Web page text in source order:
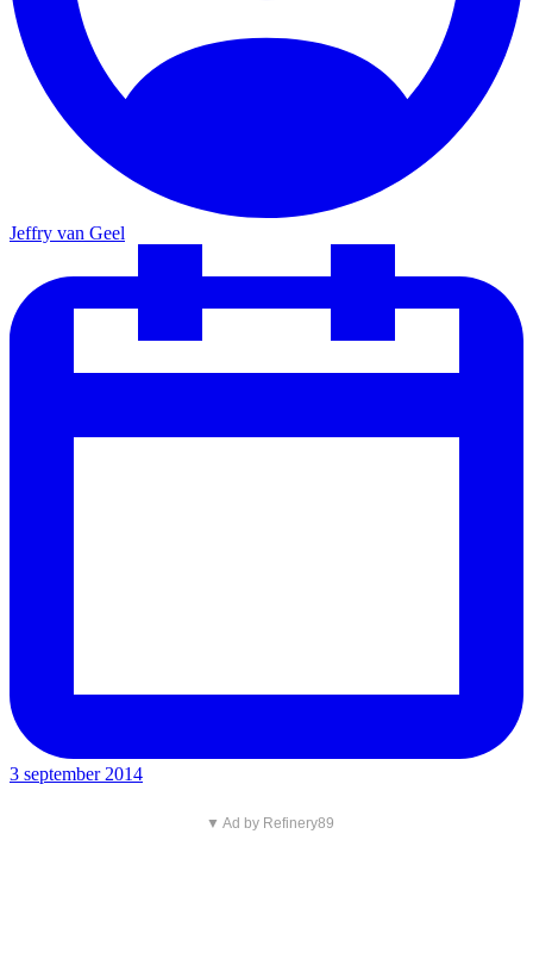
Jeffry van Geel
3 september 2014
▼ Ad by Refinery89